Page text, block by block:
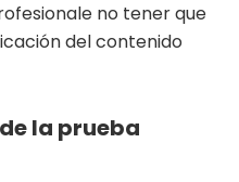
no tener que
del contenido
la prueba